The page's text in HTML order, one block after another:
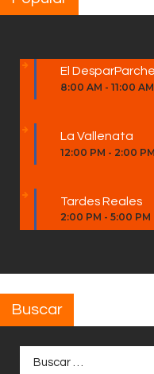
El
8:00 AM - 11:00 AM
La Vallenata
12:00 PM - 2:00 PM
Tardes Reales
2:00 PM - 5:00 PM
Buscar